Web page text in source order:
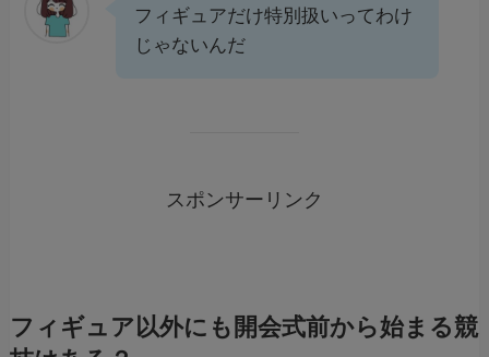
フィギュアだけ特別扱いってわけ
じゃないんだ
スポンサーリンク
フィギュア以外にも開会式前から始まる競